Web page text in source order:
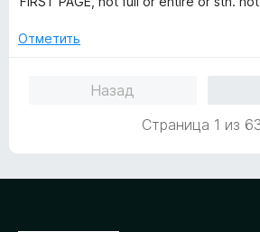
а
н
Отметить
Назад
Страница 1 из